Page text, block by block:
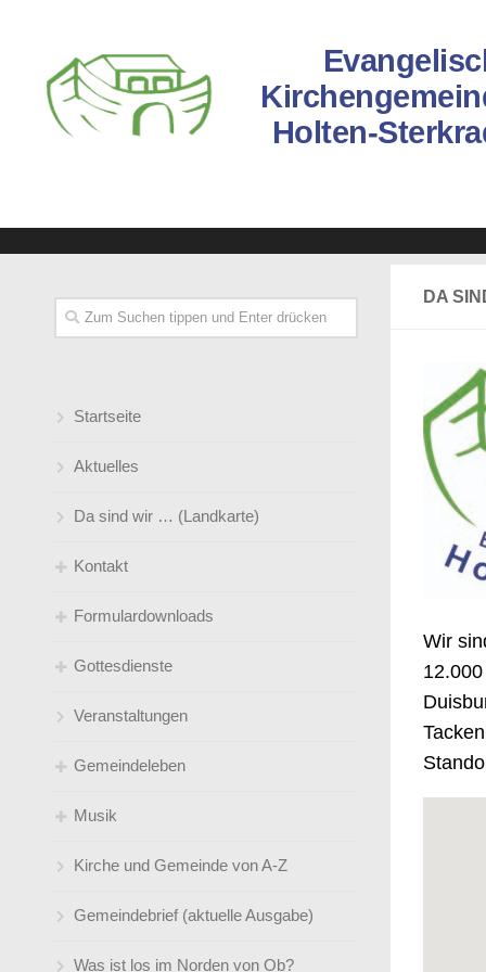
Holten-
DA
Wir
Startseite
Aktuelles
Da sind wir … (Landkarte)
Kontakt
Gemeindebüro
Pfarrer*innen
Küster
Jugendleiter*innen
Kirchenmusik
Kindertageseinrichtungen / Leitungen
Telefonverzeichnis und Mailadressen
Formulardownloads
Kirchen(-wieder-)eintritt
Taufe/ Trauung
Gottesdienste
Gottesdienstübersicht ( Predigtplan)
So feiern wir Gottesdienst
Klingelbeutel- online
Sprüche zur Konfirmation
Veranstaltungen
Gemeindeleben
Angebote für jedes Alter
Umweltgruppe
Satt an der Friki! Ganzjähriges
Steinbrinkstraße
Musik
der Gemeinde
gemeindeverbunden
Kirche und Gemeinde von A-Z
Gemeindebrief (aktuelle Ausgabe)
Was ist los im Norden von Ob?